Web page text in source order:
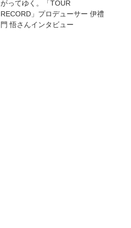
がってゆく。「TOUR
RECORD」プロデューサー 伊禮
門 悟さんインタビュー